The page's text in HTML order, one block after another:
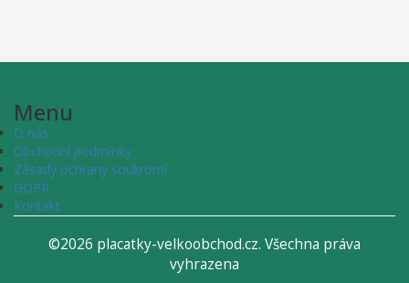
Menu
O nás
Obchodní podmínky
Zásady ochrany soukromí
GDPR
Kontakt
©2026 placatky-velkoobchod.cz. Všechna práva
vyhrazena